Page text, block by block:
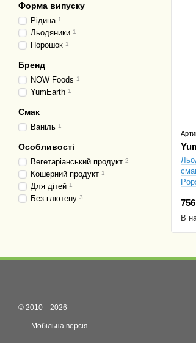
В
Форма випуску
Рідина 1
Льодяники 1
Порошок 1
Бренд
NOW Foods 1
YumEarth 1
Смак
Ваніль 1
Особливості
Вегетаріанський продукт 2
Кошерний продукт 1
Для дітей 1
Без глютену 3
© 2010—2026
Мобільна версія